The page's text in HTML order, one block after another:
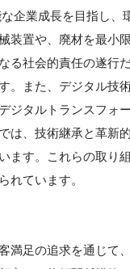
企業成長を目指し
装置や、廃材を最小
る社会的責任の遂行
。また、デジタル技
ジタルトランスフォ
は、技術継承と革新
ます。これらの取り
れています。
満足の追求を通じて